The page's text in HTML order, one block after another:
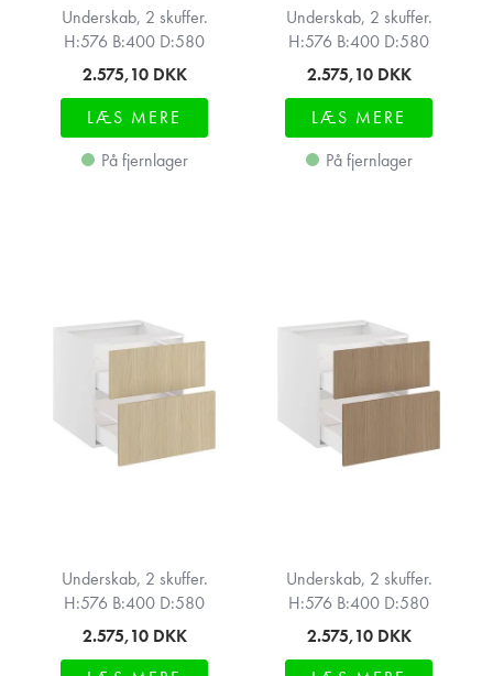
Underskab, 2 skuffer.
H:576 B:400 D:580
2.575,10 DKK
LÆS MERE
På fjernlager
Underskab, 2 skuffer.
H:576 B:400 D:580
2.575,10 DKK
LÆS MERE
På fjernlager
Underskab, 2 skuffer.
H:576 B:400 D:580
2.575,10 DKK
Underskab, 2 skuffer.
H:576 B:400 D:580
2.575,10 DKK